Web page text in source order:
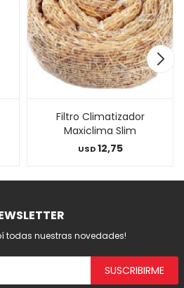
Filtro Climatizador
Maxiclima Slim
USD12,75
todas nuestras novedades!
SUSCRIBIRME